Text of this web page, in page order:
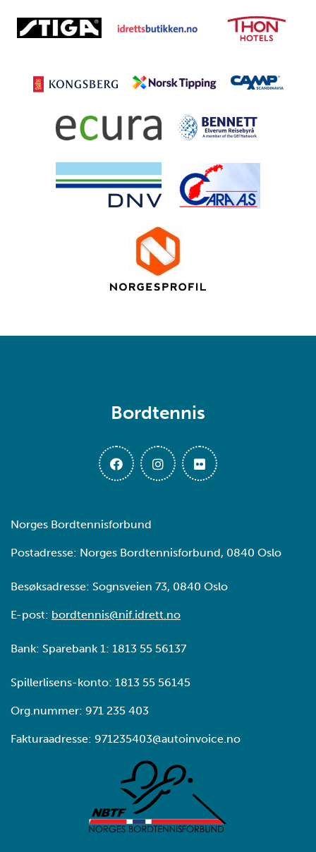
Bordtennis
Norges Bordtennisforbund
Postadresse: Norges Bordtennisforbund, 0840 Oslo
Besøksadresse: Sognsveien 73, 0840 Oslo
E-post: bordtennis@nif.idrett.no
Bank: Sparebank 1: 1813 55 56137
Spillerlisens-konto: 1813 55 56145
Org.nummer: 971 235 403
Fakturaadresse: 971235403@autoinvoice.no